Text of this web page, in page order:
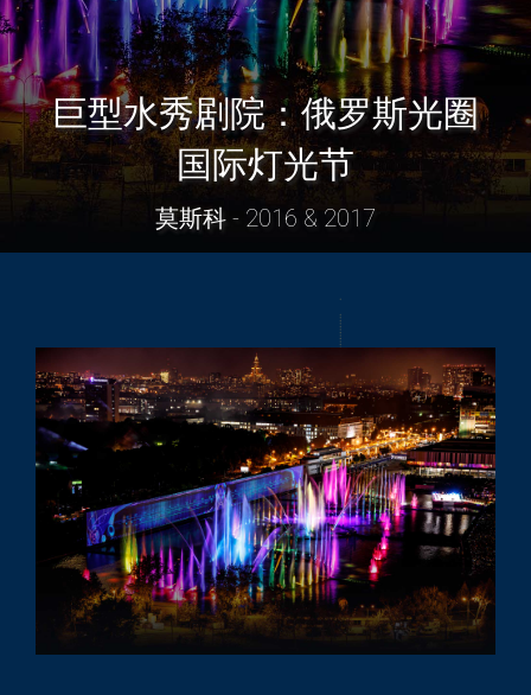
巨型水秀剧院：俄罗斯光圈
国际灯光节
莫斯科 - 2016 & 2017